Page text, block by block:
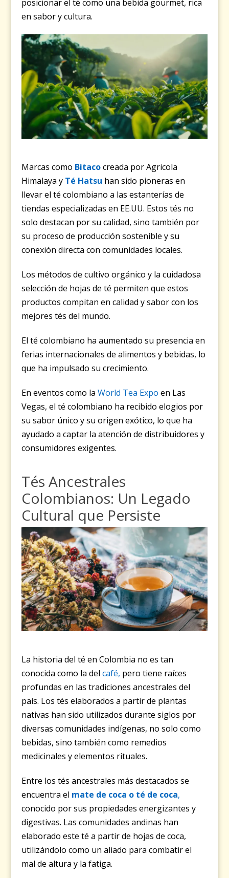
posicionar el té como una bebida gourmet, rica
en sabor y cultura.
Marcas como Bitacocreada por Agricola
Himalaya y Té Hatsu han sido pioneras en
llevar el té colombiano a las estanterías de
tiendas especializadas en EE.UU. Estos tés no
solo destacan por su calidad, sino también por
su proceso de producción sostenible y su
conexión directa con comunidades locales.
Los métodos de cultivo orgánico y la cuidadosa
selección de hojas de té permiten que estos
productos compitan en calidad y sabor con los
mejores tés del mundo.
El té colombiano ha aumentado su presencia en
ferias internacionales de alimentos y bebidas, lo
que ha impulsado su crecimiento.
En eventos como laWorld Tea Expo en Las
Vegas, el té colombiano ha recibido elogios por
su sabor único y su origen exótico, lo que ha
ayudado a captar la atención de distribuidores y
consumidores exigentes.
Tés Ancestrales
Colombianos: Un Legado
Cultural que Persiste
La historia del té en Colombia no es tan
conocida como la delcafé, pero tiene raíces
profundas en las tradiciones ancestrales del
país. Los tés elaborados a partir de plantas
nativas han sido utilizados durante siglos por
diversas comunidades indígenas, no solo como
bebidas, sino también como remedios
medicinales y elementos rituales.
Entre los tés ancestrales más destacados se
encuentra el mate de coca o té de coca,
conocido por sus propiedades energizantes y
digestivas. Las comunidades andinas han
elaborado este té a partir de hojas de coca,
utilizándolo como un aliado para combatir el
mal de altura y la fatiga.